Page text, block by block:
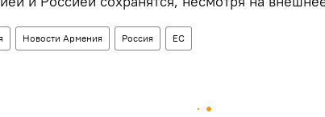
Новости Армения Россия ЕС